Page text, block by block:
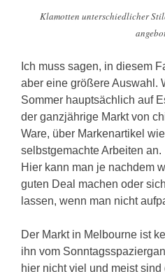
Klamotten unterschiedlicher
Ich muss sagen, in diesem
aber eine größere Auswahl.
Sommer hauptsächlich auf
der ganzjährige Markt von
Ware, über Markenartikel
selbstgemachte Arbeiten an.
Hier kann man je nachdem
guten Deal machen oder
lassen, wenn man nicht
Der Markt in Melbourne ist
ihn vom
hier nicht viel und meist